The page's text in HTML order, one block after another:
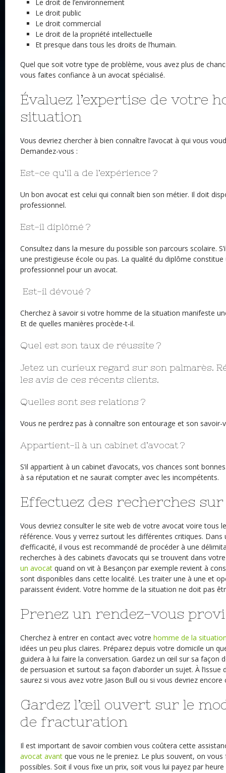
Le droit de l’environnement
Le droit public
Le droit commercial
Le droit de la propriété intellectuelle
Et presque dans tous les droits de l’humain.
Quel que soit votre type de problème, vous avez plus de
vous faites confiance à un avocat spécialisé.
Évaluez l’expertise de votre
situation
Vous devriez chercher à bien connaître l’avocat à qui vous
Demandez-vous :
Est-ce qu’il a de l’expérience ?
Un bon avocat est celui qui connaît bien son métier. Il doit
professionnel.
Est-il diplômé ?
Consultez dans la mesure du possible son parcours scolaire.
une prestigieuse école ou pas. La qualité du diplôme
professionnel pour un avocat.
Est-il dévoué ?
Cherchez à savoir si votre homme de la situation manifeste
Et de quelles manières procède-t-il.
Quel est son taux de réussite ?
Jetez un curieux regard sur son palmarès.
les avis de ces récents clients.
Quelles sont ses relations ?
Vous ne perdrez pas à connaître son entourage et son savoir-
Appartient-il à un cabinet d’avocat ?
S’il appartient à un cabinet d’avocats, vos chances sont
à sa réputation et ne saurait compter avec les incompétents.
Effectuez des recherches
Vous devriez consulter le site web de votre avocat voire tous
référence. Vous y verrez surtout les différentes critiques.
d’efficacité, il vous est recommandé de procéder à une
recherches à des cabinets d’avocats qui se trouvent dans
un avocat quand on vit à Besançon par exemple revient à
sont disponibles dans cette localité. Les traiter une à une et
paraissent évident. Votre homme de la situation ne doit pas
Prenez un rendez-vous
Cherchez à entrer en contact avec votre homme de la
idées un peu plus claires. Préparez depuis votre domicile un
guidera à lui faire la conversation. Gardez un œil sur sa façon
de persuasion et surtout sa façon d’aborder un sujet. À l’issue
saurez si vous avez votre Jason Bull ou si vous devriez
Gardez l’œil ouvert sur le
de fracturation
Il est important de savoir combien vous coûtera cette
avocat avant que vous ne le preniez. Le plus souvent, on
possibles. Soit il vous fixe un prix, soit vous lui payez par